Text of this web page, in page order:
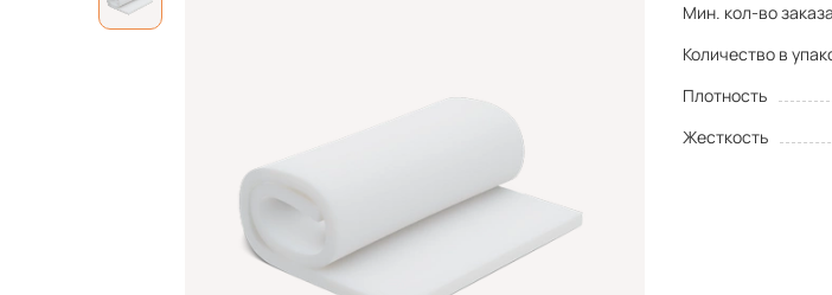
Мин. кол-во заказа
Количество в
Плотность
Жесткость